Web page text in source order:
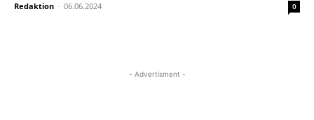
Redaktion - 06.06.2024 0
- Advertisment -